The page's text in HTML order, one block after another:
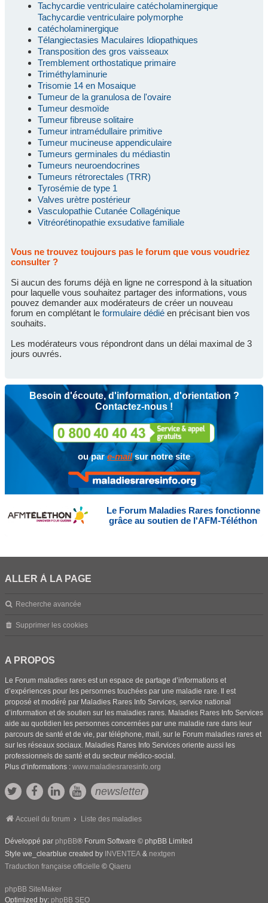
Tachycardie ventriculaire catécholaminergique
Tachycardie ventriculaire polymorphe
catécholaminergique
Télangiectasies Maculaires Idiopathiques
Transposition des gros vaisseaux
Tremblement orthostatique primaire
Triméthylaminurie
Trisomie 14 en Mosaique
Tumeur de la granulosa de l'ovaire
Tumeur desmoïde
Tumeur fibreuse solitaire
Tumeur intramédullaire primitive
Tumeur mucineuse appendiculaire
Tumeurs germinales du médiastin
Tumeurs neuroendocrines
Tumeurs rétrorectales (TRR)
Tyrosémie de type 1
Valves urètre postérieur
Vasculopathie Cutanée Collagénique
Vitréorétinopathie exsudative familiale
Vous ne trouvez toujours pas le forum que vous voudriez
consulter ?
Si aucun des forums déjà en ligne ne correspond à la situation
pour laquelle vous souhaitez partager des informations, vous
pouvez demander aux modérateurs de créer un nouveau
forum en complétant le formulaire dédié en précisant bien vos
souhaits.
Les modérateurs vous répondront dans un délai maximal de 3
jours ouvrés.
Besoin d'écoute, d'information, d'orientation ?
Contactez-nous !
ou pare-mailsur notre site
Le Forum Maladies Rares fonctionne
grâce au soutien de l'AFM-Téléthon
ALLER À LA PAGE
Recherche avancée
Supprimer les cookies
A PROPOS
Le Forum maladies rares est un espace de partage d’informations et
d’expériences pour les personnes touchées par une maladie rare. Il est
proposé et modéré par Maladies Rares Info Services, service national
d’information et de soutien sur les maladies rares. Maladies Rares Info Services
aide au quotidien les personnes concernées par une maladie rare dans leur
parcours de santé et de vie, par téléphone, mail, sur le Forum maladies rares et
sur les réseaux sociaux. Maladies Rares Info Services oriente aussi les
professionnels de santé et du secteur médico-social.
Plus d’informations : www.maladiesraresinfo.org
newsletter
Accueil du forum Liste des maladies
Développé par phpBB® Forum Software © phpBB Limited
Style we_clearblue created by INVENTEA & nextgen
Traduction française officielle © Qiaeru
phpBB SiteMaker
Optimized by: phpBB SEO